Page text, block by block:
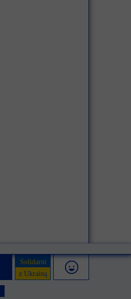
Solidarni
z Ukrainą